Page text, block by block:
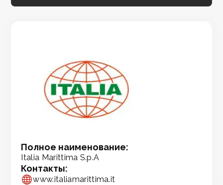
Полное наименование:
Italia Marittima S.p.A
Контакты:
www.italiamarittima.it